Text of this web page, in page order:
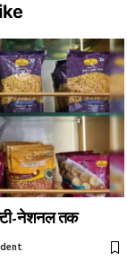
नेशनल तक